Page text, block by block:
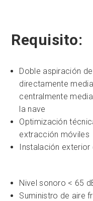
Requisito:
Doble aspiración
directamente
centralmente
la nave
Optimización
extracción móviles
Instalación exterior
Nivel sonoro < 65
Suministro de aire